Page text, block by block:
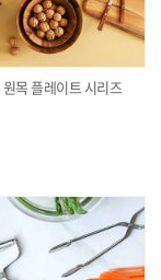
목 플레이트 시리즈